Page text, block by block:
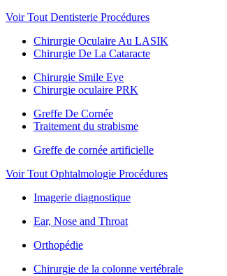
Voir Tout Dentisterie Procédures
Chirurgie Oculaire Au LASIK
Chirurgie De La Cataracte
Chirurgie Smile Eye
Chirurgie oculaire PRK
Greffe De Cornée
Traitement du strabisme
Greffe de cornée artificielle
Voir Tout Ophtalmologie Procédures
Imagerie diagnostique
Ear, Nose and Throat
Orthopédie
Chirurgie de la colonne vertébrale